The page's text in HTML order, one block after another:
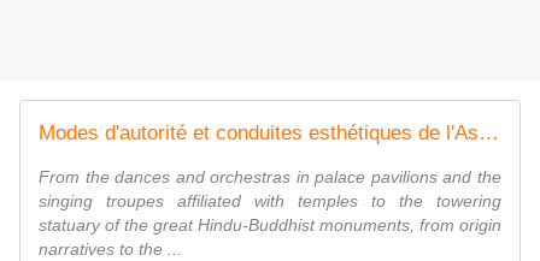
Modes d'autorité et conduites esthétiques de l'Asie du Sud à l'Asie du Sud-Est - Sciencesconf.org
From the dances and orchestras in palace pavilions and the
singing troupes affiliated with temples to the towering
statuary of the great Hindu-Buddhist monuments, from origin
narratives to the ...